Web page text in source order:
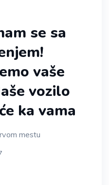
se sa
vaše
vozilo
ka vama
mestu